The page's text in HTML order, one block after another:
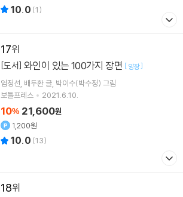
10.0 (1)
17
[도서] 와인이 있는 100가지 장면 [ 양장]
엄정선 배두환글 박이수(박수정) 그림
보틀프레스
2021.6.10.
10% 21,600원
1,200원
10.0 (13)
18